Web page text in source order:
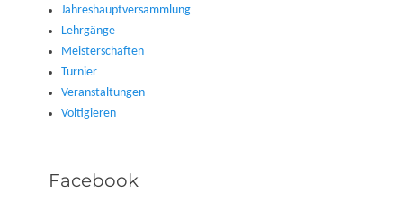
Jahreshauptversammlung
Lehrgänge
Meisterschaften
Turnier
Veranstaltungen
Voltigieren
Facebook